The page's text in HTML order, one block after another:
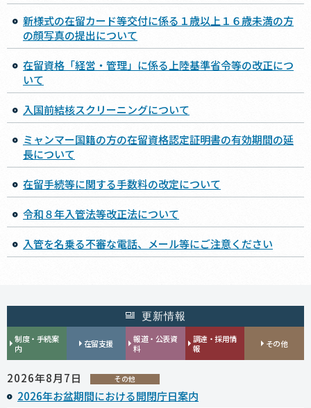
新様式の在留カード等交付に係る１歳以上１６歳未満の方
の顔写真の提出について
在留資格「経営・管理」に係る上陸基準省令等の改正につ
いて
入国前結核スクリーニングについて
ミャンマー国籍の方の在留資格認定証明書の有効期間の延
長について
在留手続等に関する手数料の改定について
令和８年入管法等改正法について
入管を名乗る不審な電話、メール等にご注意ください
更新情報
制度・手続案
内
在留支援
報道・公表資
料
調達・採用情
報
その他
2026年8月7日 その他
2026年お盆期間における開閉庁日案内